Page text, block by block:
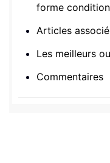
forme
Articles
Les meilleurs
Commentaires